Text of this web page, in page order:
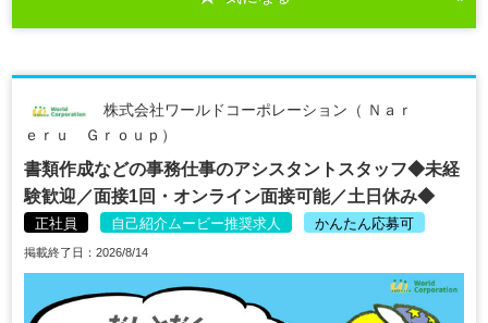
株式会社ワールドコーポレーション（ Ｎａｒ
ｅｒｕ Ｇｒｏｕｐ）
書類作成などの事務仕事のアシスタントスタッフ◆未経
験歓迎／面接1回・オンライン面接可能／土日休み◆
正社員 自己紹介ムービー推奨求人 かんたん応募可
掲載終了日：2026/8/14